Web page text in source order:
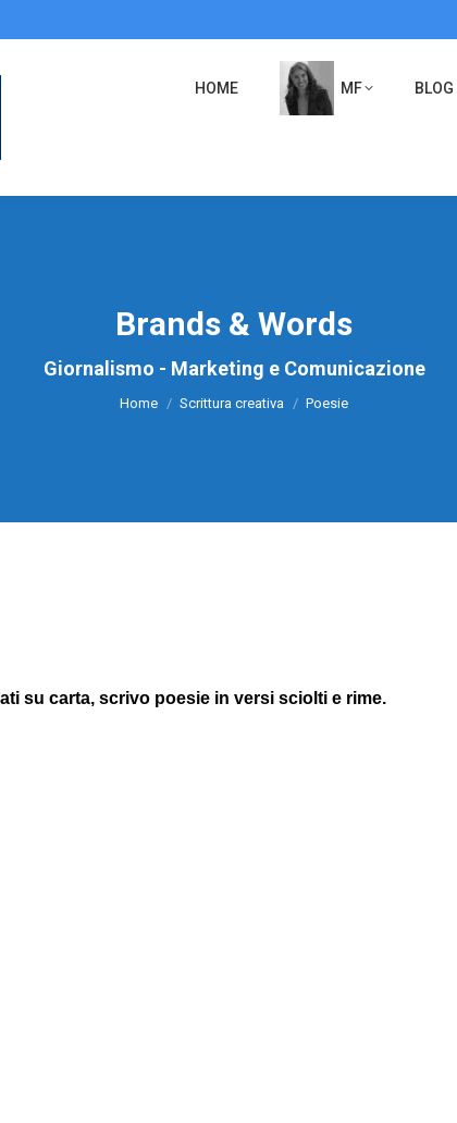
HOME MF BLOG
Brands & Words
Giornalismo - Marketing e Comunicazione
Tu sei qui:
Home Scrittura creativa Poesie
su carta, scrivo poesie in versi sciolti e rime.